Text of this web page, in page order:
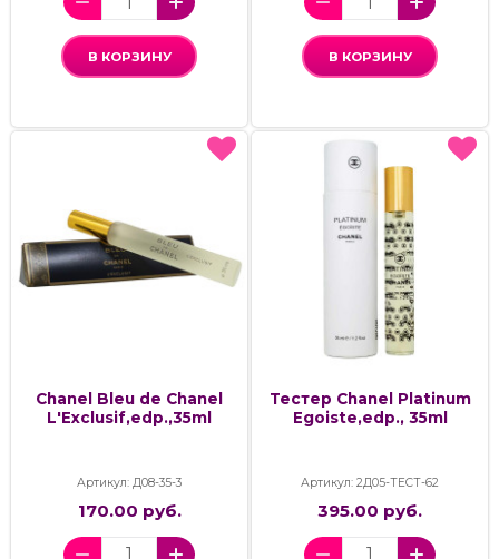
В КОРЗИНУ В КОРЗИНУ
Chanel Bleu de Chanel
L'Exclusif,edp.,35ml
Артикул: Д08-35-3
170.00 руб.
Тестер Chanel Platinum
Egoiste,edp., 35ml
Артикул: 2Д05-ТЕСТ-62
395.00 руб.